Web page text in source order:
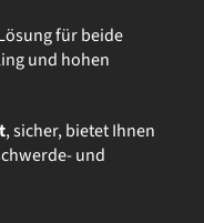
für beide
und hohen
, sicher, bietet Ihnen
und